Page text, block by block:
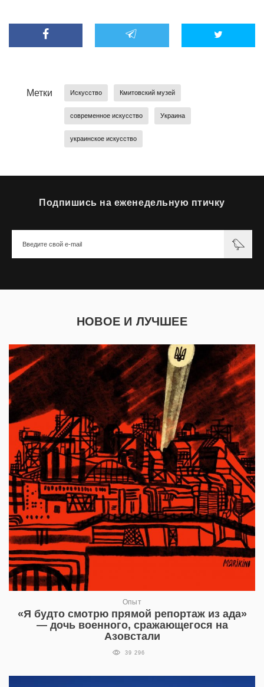
Метки Искусство Кмитовский музей
современное искусство Украина
украинское искусство
Подпишись на еженедельную птичку
НОВОЕ И ЛУЧШЕЕ
Опыт
«Я будто смотрю прямой репортаж из ада»
— дочь военного, сражающегося на
Азовстали
39 296